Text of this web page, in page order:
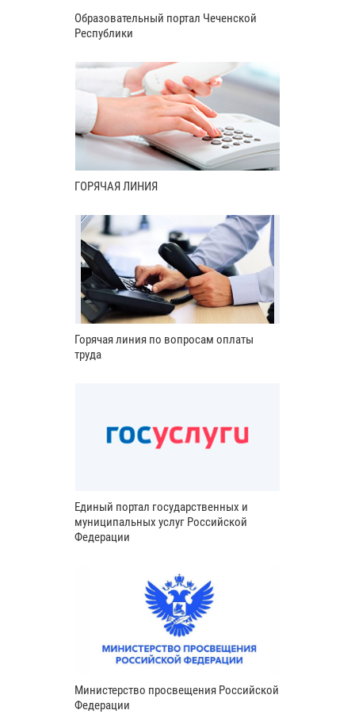
Образовательный портал Чеченской
Республики
ГОРЯЧАЯ ЛИНИЯ
Горячая линия по вопросам оплаты
труда
Единый портал государственных и
муниципальных услуг Российской
Федерации
Министерство просвещения Российской
Федерации